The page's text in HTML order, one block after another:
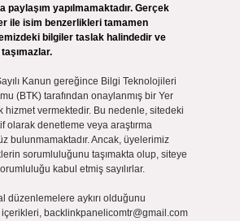
paylaşım yapılmamaktadır. Gerçek
ile isim benzerlikleri tamamen
bilgiler taslak halindedir ve
Kanun gereğince Bilgi Teknolojileri
(BTK) tarafından onaylanmış bir Yer
hizmet vermektedir. Bu nedenle, sitedeki
olarak denetleme veya araştırma
bulunmamaktadır. Ancak, üyelerimiz
sorumluluğunu taşımakta olup, siteye
kabul etmiş sayılırlar.
düzenlemelere aykırı olduğunu
backlinkpanelicomtr@gmail.com